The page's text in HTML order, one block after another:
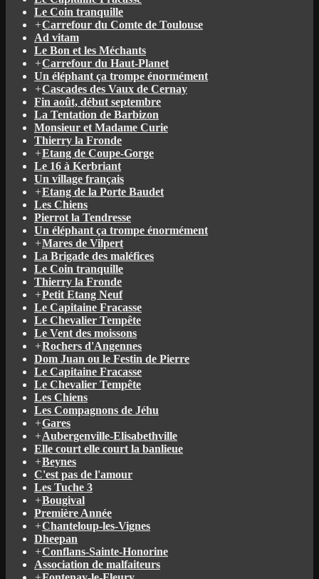
Le Coin tranquille
+Carrefour du Comte de Toulouse
Ad vitam
Le Bon et les Méchants
+Carrefour du Haut-Planet
Un éléphant ça trompe énormément
+Cascades des Vaux de Cernay
Fin août, début septembre
La Tentation de Barbizon
Monsieur et Madame Curie
Thierry la Fronde
+Etang de Coupe-Gorge
Le 16 à Kerbriant
Un village français
+Etang de la Porte Baudet
Les Chiens
Pierrot la Tendresse
Un éléphant ça trompe énormément
+Mares de Vilpert
La Brigade des maléfices
Le Coin tranquille
Thierry la Fronde
+Petit Etang Neuf
Le Capitaine Fracasse
Le Chevalier Tempête
Le Vent des moissons
+Rochers d'Angennes
Dom Juan ou le Festin de Pierre
Le Capitaine Fracasse
Le Chevalier Tempête
Les Chiens
Les Compagnons de Jéhu
+Gares
+Aubergenville-Elisabethville
Elle court elle court la banlieue
+Beynes
C'est pas de l'amour
Les Tuche 3
+Bougival
Première Année
+Chanteloup-les-Vignes
Dheepan
+Conflans-Sainte-Honorine
Association de malfaiteurs